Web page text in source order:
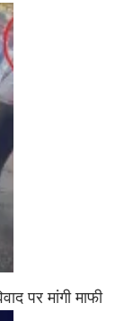
पर मांगी माफी